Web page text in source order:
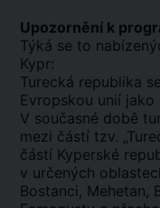
Upozornění k
Týká se to
Kypr:
Turecká republika
Evropskou unií
V současné době
mezi částí tzv.
částí Kyperské
v určených
Bostanci, Mehetan,